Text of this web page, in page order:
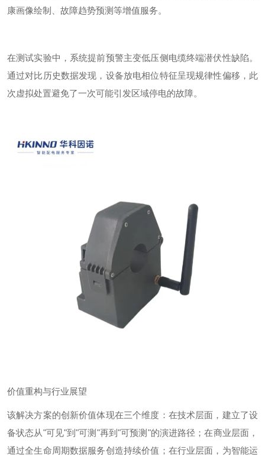
康画像绘制、故障趋势预测等增值服务。
在测试实验中，系统提前预警主变低压侧电缆终端潜伏性缺陷。
通过对比历史数据发现，设备放电相位特征呈现规律性偏移，此
次虚拟处置避免了一次可能引发区域停电的故障。
价值重构与行业展望
该解决方案的创新价值体现在三个维度：在技术层面，建立了设
备状态从"可见"到"可测 "再到 "可预测 "的演进路径；在商业层面，
通过全生命周期数据服务创造持续价值；在行业层面，为智能运